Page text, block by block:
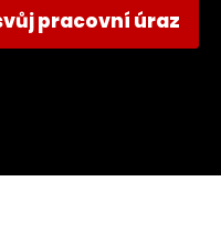
pracovní úraz